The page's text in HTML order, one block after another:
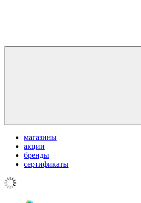
магазины
акции
бренды
сертификаты